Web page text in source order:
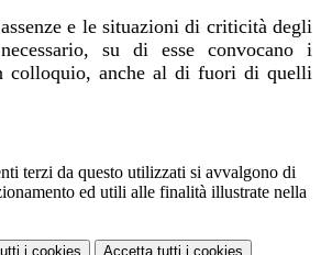
e le situazioni di criticità degli
su di esse convocano i
colloquio, anche al di fuori di quelli
terzi da questo utilizzati si avvalgono di
ed utili alle finalità illustrate nella
i cookies Accetta tutti i cookies